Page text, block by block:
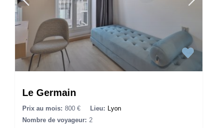
Le Germain
Prix au mois: 800 € Lieu: Lyon
Nombre de voyageur: 2